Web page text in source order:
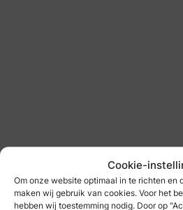
Cookie-
Om onze website optimaal in te richten en
maken wij gebruik van cookies. Voor het
hebben wij toestemming nodig. Door op
Fotoinlijst.nl
Bloemenmeisjes.com